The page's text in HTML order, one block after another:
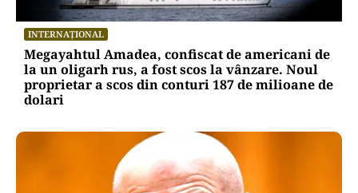
INTERNAȚIONAL
Megayahtul Amadea, confiscat de americani de
la un oligarh rus, a fost scos la vânzare. Noul
proprietar a scos din conturi 187 de milioane de
dolari